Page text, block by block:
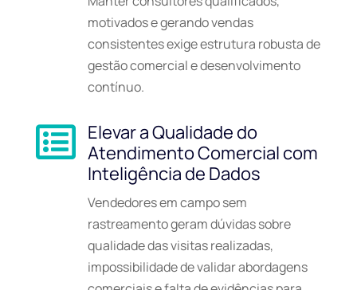
motivados e gerando vendas
consistentes exige estrutura robusta de
gestão comercial e desenvolvimento
contínuo.

Elevar a Qualidade do
Atendimento Comercial com
Inteligência de Dados
Vendedores em campo sem
rastreamento geram dúvidas sobre
qualidade das visitas realizadas,
impossibilidade de validar abordagens